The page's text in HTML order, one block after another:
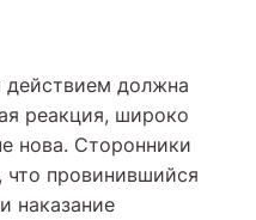
должна
реакция, широко
нова. Сторонники
что провинившийся
наказание